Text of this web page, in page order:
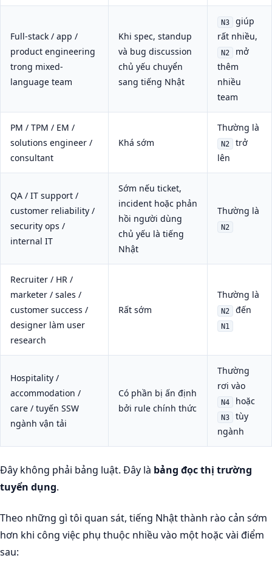
Full-stack / app /
product engineering
trong mixed-
language team
Khi spec, standup
và bug discussion
chủ yếu chuyển
sang tiếng Nhật
N3
giúp
rất nhiều,
N2
mở
thêm
nhiều
team
PM / TPM / EM /
solutions engineer /
consultant
Khá sớm
Thường là
N2
trở
lên
QA / IT support /
customer reliability /
security ops /
internal IT
Sớm nếu ticket,
incident hoặc phản
hồi người dùng
chủ yếu là tiếng
Nhật
Thường là
N2
Recruiter / HR /
marketer / sales /
customer success /
designer làm user
research
Rất sớm
Thường là
N2 đến
N1
Hospitality /
accommodation /
care / tuyến SSW
ngành vận tải
Có phần bị ấn định
bởi rule chính thức
Thường
rơi vào
N4 hoặc
N3
tùy
ngành
Đây không phải bảng luật. Đây là bảng đọc thị trường
tuyển dụng.
Theo những gì tôi quan sát, tiếng Nhật thành rào cản sớm
hơn khi công việc phụ thuộc nhiều vào một hoặc vài điểm
sau: